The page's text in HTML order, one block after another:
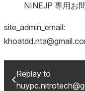
NINEJP 専用お
site_admin_email:
Replay to